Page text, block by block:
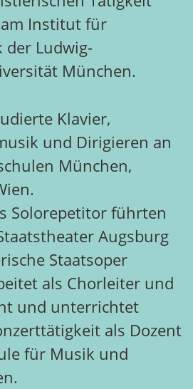
Institut für
der Ludwig-
München.
Klavier,
und Dirigieren an
München,
Solorepetitor führten
Augsburg
Staatsoper
als Chorleiter und
und unterrichtet
als Dozent
für Musik und